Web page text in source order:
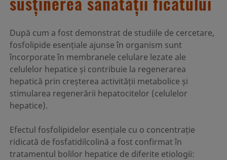
După cum a fost demonstrat de studiile de cercetare,
fosfolipide esențiale ajunse în organism sunt
încorporate în membranele celulare lezate ale
celulelor hepatice și contribuie la regenerarea
hepatică prin creșterea activității metabolice și
stimularea regenerării hepatocitelor (celulelor
hepatice).
Efectul fosfolipidelor esențiale cu o concentrație
ridicată de fosfatidilcolină a fost confirmat în
tratamentul bolilor hepatice de diferite etiologii: